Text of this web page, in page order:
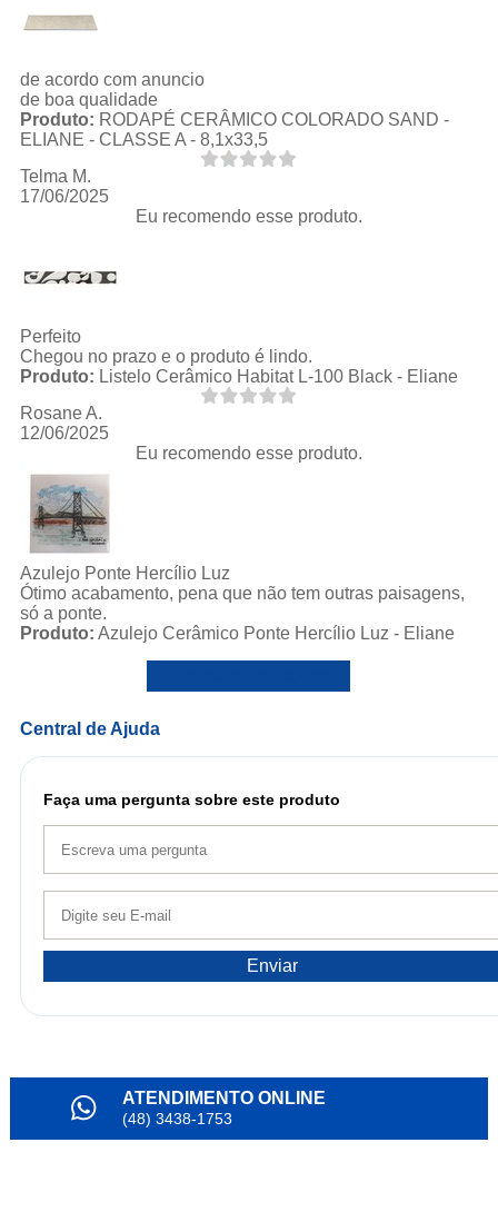
de acordo com anuncio
de boa qualidade
Produto: RODAPÉ CERÂMICO COLORADO SAND -
ELIANE - CLASSE A - 8,1x33,5
Telma M.
17/06/2025
Eu recomendo esse produto.
Perfeito
Chegou no prazo e o produto é lindo.
Produto: Listelo Cerâmico Habitat L-100 Black - Eliane
Rosane A.
12/06/2025
Eu recomendo esse produto.
Azulejo Ponte Hercílio Luz
Ótimo acabamento, pena que não tem outras paisagens,
só a ponte.
Produto: Azulejo Cerâmico Ponte Hercílio Luz - Eliane
Central de Ajuda
Faça uma pergunta sobre este produto
Enviar
ATENDIMENTO ONLINE
(48) 3438-1753